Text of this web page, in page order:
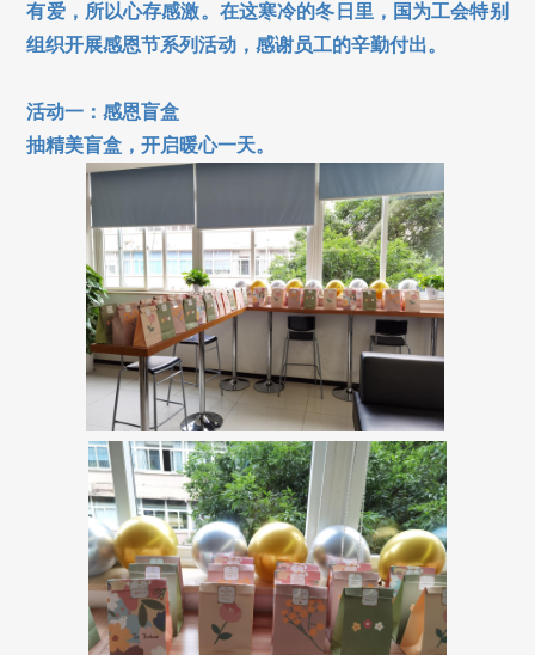
有爱，所以心存感激。在这寒冷的冬日里，国为工会特别
组织开展感恩节系列活动，感谢员工的辛勤付出。
活动一：感恩盲盒
抽精美盲盒，开启暖心一天。